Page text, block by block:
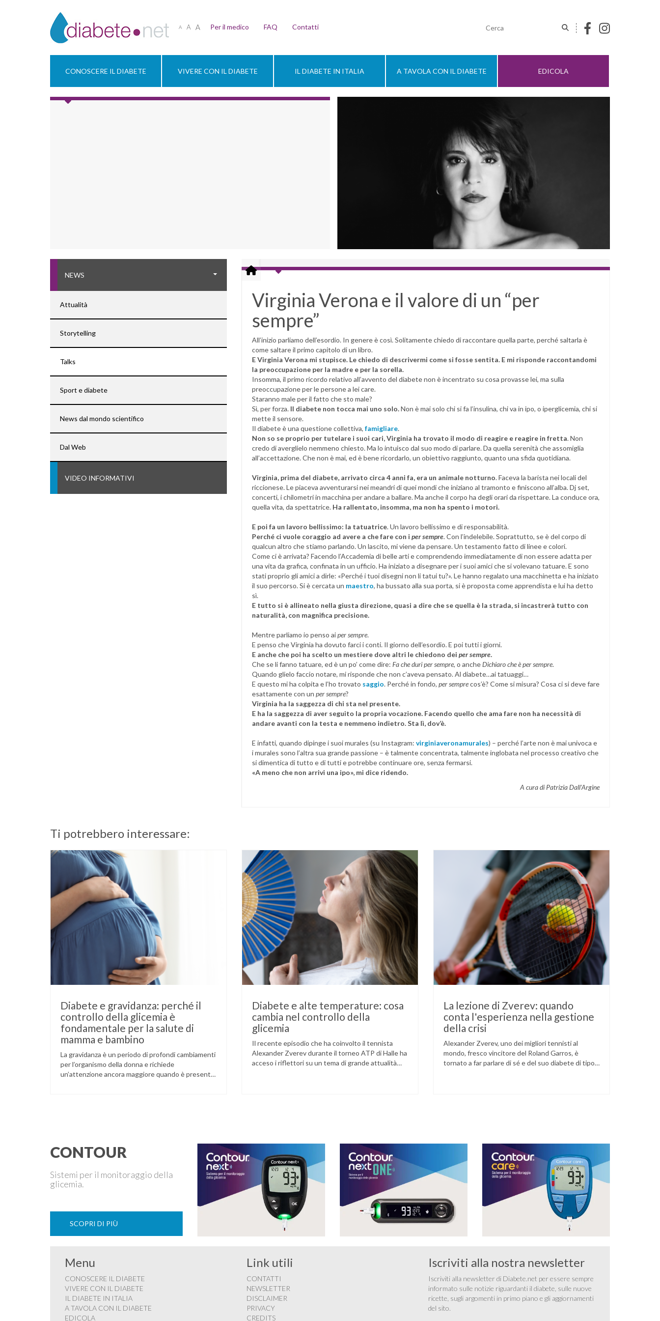
A A A Per il medico FAQ Contatti
CONOSCERE IL DIABETE VIVERE CON IL DIABETE IL DIABETE IN ITALIA A TAVOLA CON IL DIABETE EDICOLA
NEWS
Attualità
Storytelling
Talks
Sport e diabete
News dal mondo scientifico
Dal Web
VIDEO INFORMATIVI
Virginia Verona e il valore di un “per
sempre”
All’inizio parliamo dell’esordio. In genere è così. Solitamente chiedo di raccontare quella parte, perché saltarla è
come saltare il primo capitolo di un libro.
E Virginia Verona mi stupisce. Le chiedo di descrivermi come si fosse sentita. E mi risponde raccontandomi
la preoccupazione per la madre e per la sorella.
Insomma, il primo ricordo relativo all’avvento del diabete non è incentrato su cosa provasse lei, ma sulla
preoccupazione per le persone a lei care.
Staranno male per il fatto che sto male?
Sì, per forza. Il diabete non tocca mai uno solo.Non è mai solo chi si fa l’insulina, chi va in ipo, o iperglicemia, chi si
mette il sensore.
Il diabete è una questione collettiva, famigliare.
Non so se proprio per tutelare i suoi cari, Virginia ha trovato il modo di reagire e reagire in fretta. Non
credo di averglielo nemmeno chiesto. Ma lo intuisco dal suo modo di parlare. Da quella serenità che assomiglia
all’accettazione. Che non è mai, ed è bene ricordarlo, un obiettivo raggiunto, quanto una sfida quotidiana.
Virginia, prima del diabete, arrivato circa 4 anni fa, era un animale notturno. Faceva la barista nei locali del
riccionese. Le piaceva avventurarsi nei meandri di quei mondi che iniziano al tramonto e finiscono all’alba. Dj set,
concerti, i chilometri in macchina per andare a ballare. Ma anche il corpo ha degli orari da rispettare. La conduce ora,
quella vita, da spettatrice. Ha rallentato, insomma, ma non ha spento i motori.
E poi fa un lavoro bellissimo: la tatuatrice. Un lavoro bellissimo e di responsabilità.
Perché ci vuole coraggio ad avere a che fare con i per sempre. Con l’indelebile. Soprattutto, se è del corpo di
qualcun altro che stiamo parlando. Un lascito, mi viene da pensare. Un testamento fatto di linee e colori.
Come ci è arrivata? Facendo l’Accademia di belle arti e comprendendo immediatamente di non essere adatta per
una vita da grafica, confinata in un ufficio. Ha iniziato a disegnare per i suoi amici che si volevano tatuare. E sono
stati proprio gli amici a dirle: «Perché i tuoi disegni non li tatui tu?». Le hanno regalato una macchinetta e ha iniziato
il suo percorso. Si è cercata un maestro, ha bussato alla sua porta, si è proposta come apprendista e lui ha detto
sì.
E tutto si è allineato nella giusta direzione, quasi a dire che se quella è la strada, si incastrerà tutto con
naturalità, con magnifica precisione.
Mentre parliamo io penso aiper sempre.
E penso che Virginia ha dovuto farci i conti. Il giorno dell’esordio. E poi tutti i giorni.
E anche che poi ha scelto un mestiere dove altri le chiedono dei per sempre.
Che se li fanno tatuare, ed è un po’ come dire: Fa che duri per sempre, o ancheDichiaro che è per sempre.
Quando glielo faccio notare, mi risponde che non c’aveva pensato. Al diabete…ai tatuaggi…
E questo mi ha colpita e l’ho trovato saggio. Perché in fondo, per semprecos’è? Come si misura? Cosa ci si deve fare
esattamente con un per sempre?
Virginia ha la saggezza di chi sta nel presente.
E ha la saggezza di aver seguito la propria vocazione. Facendo quello che ama fare non ha necessità di
andare avanti con la testa e nemmeno indietro. Sta lì, dov’è.
E infatti, quando dipinge i suoi murales (su Instagram: virginiaveronamurales) – perché l’arte non è mai univoca e
i murales sono l’altra sua grande passione – è talmente concentrata, talmente inglobata nel processo creativo che
si dimentica di tutto e di tutti e potrebbe continuare ore, senza fermarsi.
«A meno che non arrivi una ipo», mi dice ridendo.
A cura di Patrizia Dall’Argine
Ti potrebbero interessare:
Diabete e gravidanza: perché il
controllo della glicemia è
fondamentale per la salute di
mamma e bambino
La gravidanza è un periodo di profondi cambiamenti
per l’organismo della donna e richiede
un’attenzione ancora maggiore quando è presente
Diabete e alte temperature: cosa
cambia nel controllo della
glicemia
Il recente episodio che ha coinvolto il tennista
Alexander Zverev durante il torneo ATP di Halle ha
acceso i riflettori su un tema di grande attualità
La lezione di Zverev: quando
conta l'esperienza nella gestione
della crisi
Alexander Zverev, uno dei migliori tennisti al
mondo, fresco vincitore del Roland Garros, è
tornato a far parlare di sé e del suo diabete di tipo
CONTOUR
Sistemi per il monitoraggio della
glicemia.
SCOPRI DI PIÙ
Menu
CONOSCERE IL DIABETE
VIVERE CON IL DIABETE
IL DIABETE IN ITALIA
A TAVOLA CON IL DIABETE
EDICOLA
Link utili
CONTATTI
NEWSLETTER
DISCLAIMER
PRIVACY
CREDITS
Iscriviti alla nostra newsletter
Iscriviti alla newsletter di Diabete.net per essere sempre
informato sulle notizie riguardanti il diabete, sulle nuove
ricette, sugli argomenti in primo piano e gli aggiornamenti
del sito.